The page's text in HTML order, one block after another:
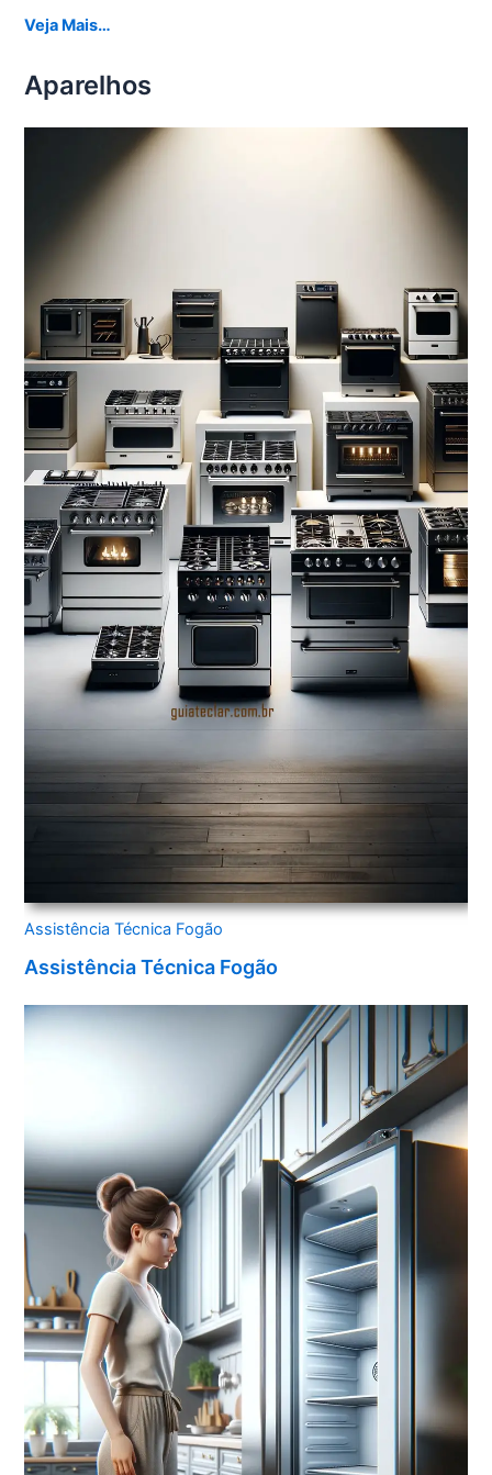
Veja Mais…
Aparelhos
Assistência Técnica Fogão
Assistência Técnica Fogão